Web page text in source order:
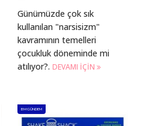
Günümüzde çok sık
kullanılan "narsisizm"
kavramının temelleri
çocukluk döneminde mi
atılıyor?. DEVAMI IÇIN
BM GÜNDEM